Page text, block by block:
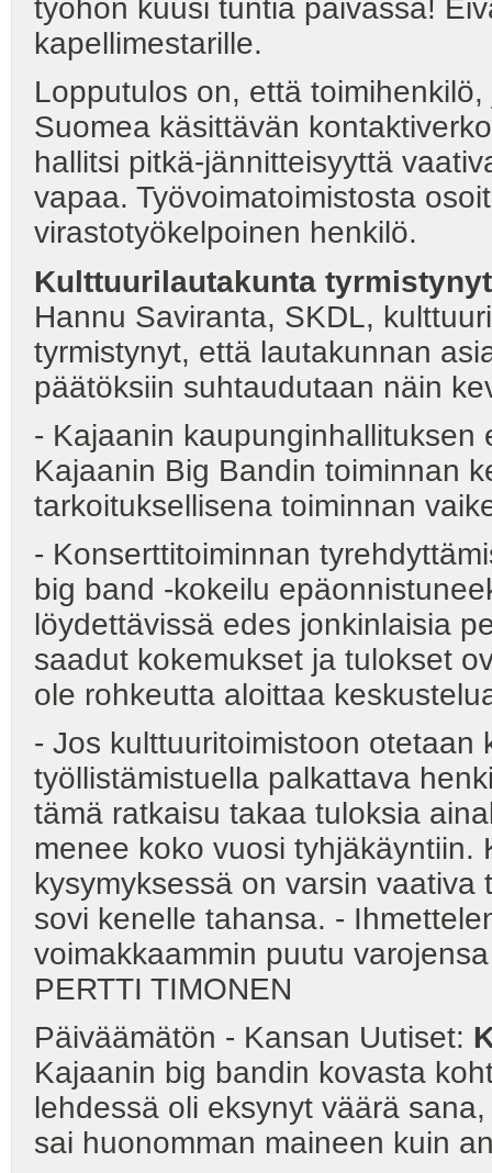
työhön kuusi tuntia päivässä!
kapellimestarille.
Lopputulos on, että
Suomea käsittävän
hallitsi pitkä-jännitteisyyttä
vapaa. Työvoimatoimistosta
virastotyökelpoinen henkilö.
Kulttuurilautakunta tyrmistynyt
Hannu Saviranta, SKDL,
tyrmistynyt, että lautakunnan
päätöksiin suhtaudutaan näin
- Kajaanin
Kajaanin Big Bandin toiminnan
tarkoituksellisena toiminnan
- Konserttitoiminnan
big band -kokeilu
löydettävissä edes jonkinlaisia
saadut kokemukset ja tulokset
ole rohkeutta aloittaa
- Jos kulttuuritoimistoon otetaan
työllistämistuella palkattava
tämä ratkaisu takaa tuloksia
menee koko vuosi
kysymyksessä on varsin
sovi kenelle tahansa. -
voimakkaammin puutu
PERTTI TIMONEN
Päiväämätön - Kansan Uutiset:
Kajaanin big bandin kovasta
lehdessä oli eksynyt väärä
sai huonomman maineen kuin